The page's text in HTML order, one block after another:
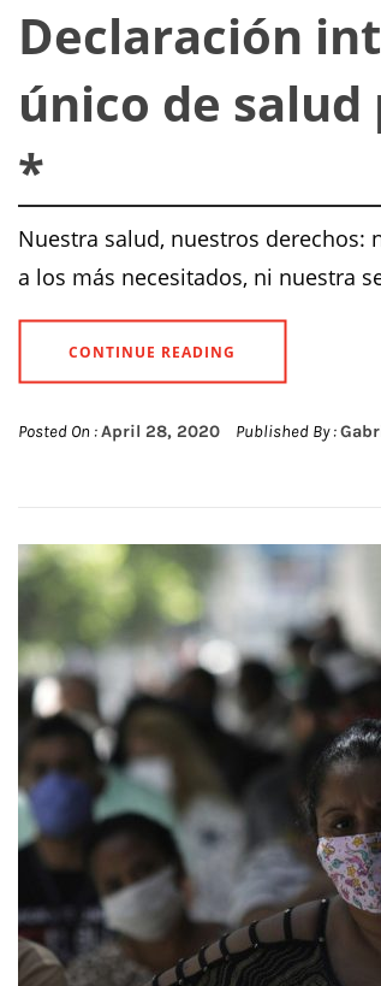
Declaración
único de
*
Nuestra salud, nuestros derechos:
a los más necesitados, ni nuestra
CONTINUE READING
Posted On :April 28, 2020 Published By :